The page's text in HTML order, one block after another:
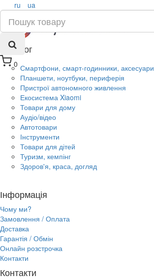
0
ru ua
Каталог
Смартфони, смарт-годинники, аксесуари
Планшети, ноутбуки, периферія
Пристрої автономного живлення
Екосистема Xiaomi
Товари для дому
Аудіо/відео
Автотовари
Інструменти
Товари для дітей
Туризм, кемпінг
Здоров'я, краса, догляд
Інформація
Чому ми?
Замовлення / Оплата
Доставка
Гарантія / Обмін
Онлайн розстрочка
Контакти
Контакти